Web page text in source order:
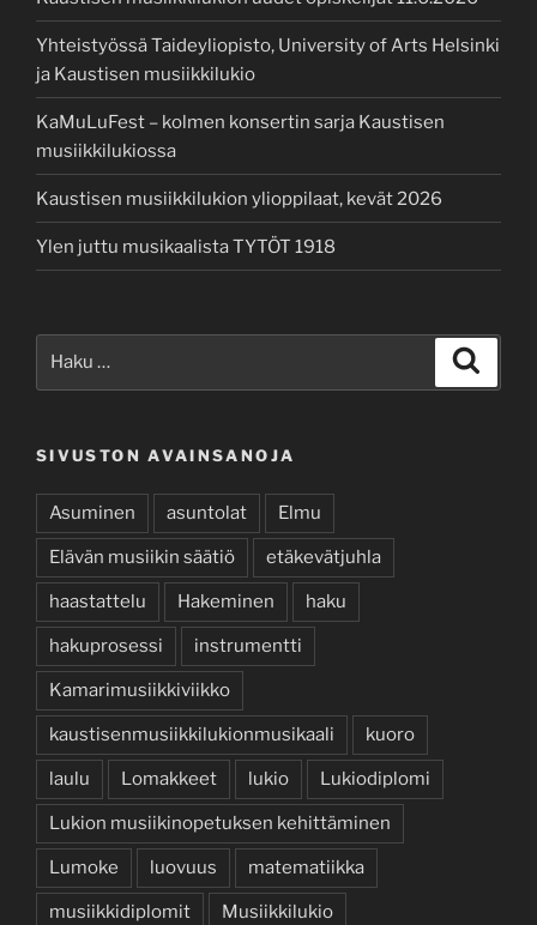
Yhteistyössä Taideyliopisto, University of Arts Helsinki
ja Kaustisen musiikkilukio
KaMuLuFest – kolmen konsertin sarja Kaustisen
musiikkilukiossa
Kaustisen musiikkilukion ylioppilaat, kevät 2026
Ylen juttu musikaalista TYTÖT 1918
SIVUSTON AVAINSANOJA
Asuminen asuntolat Elmu
Elävän musiikin säätiö etäkevätjuhla
haastattelu Hakeminen haku
hakuprosessi instrumentti
Kamarimusiikkiviikko
kaustisenmusiikkilukionmusikaali kuoro
laulu Lomakkeet lukio Lukiodiplomi
Lukion musiikinopetuksen kehittäminen
Lumoke luovuus matematiikka
musiikkidiplomit Musiikkilukio